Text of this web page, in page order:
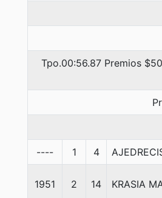
Tpo.00:56.87 Premios
---- 1 4
1951 2 14 KRASIA